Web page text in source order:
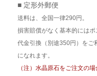
■ 定形外郵便
送料は、全国一律290円。
損害賠償がなく基本的にはポ
代金引換（別途350円）をご
になれます。
（注）水晶原石をご注文の